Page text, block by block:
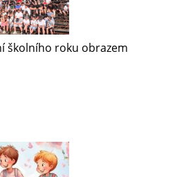
školního roku obrazem